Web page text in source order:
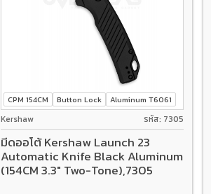
CPM 154CM Button Lock Aluminum T6061
Kershaw รหัส: 7305
มีดออโต้ Kershaw Launch 23
Automatic Knife Black Aluminum
(154CM 3.3" Two-Tone),7305